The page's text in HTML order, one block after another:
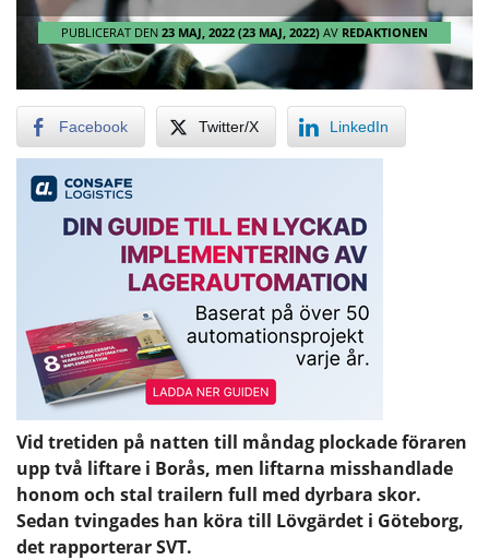
PUBLICERAT DEN 23 MAJ, 2022 (23 MAJ, 2022) AV REDAKTIONEN
Facebook Twitter/X LinkedIn
Vid tretiden på natten till måndag plockade föraren
upp två liftare i Borås, men liftarna misshandlade
honom och stal trailern full med dyrbara skor.
Sedan tvingades han köra till Lövgärdet i Göteborg,
det rapporterar SVT.